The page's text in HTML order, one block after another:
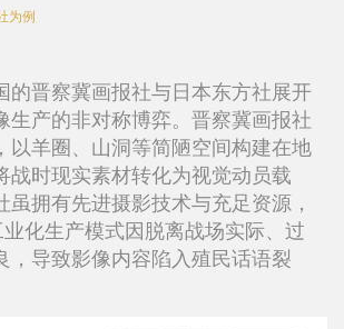
为例
的晋察冀画报社与日本东方社展开
生产的非对称博弈。晋察冀画报社
以羊圈、山洞等简陋空间构建在地
战时现实素材转化为视觉动员载
虽拥有先进摄影技术与充足资源，
业化生产模式因脱离战场实际、过
，导致影像内容陷入殖民话语裂